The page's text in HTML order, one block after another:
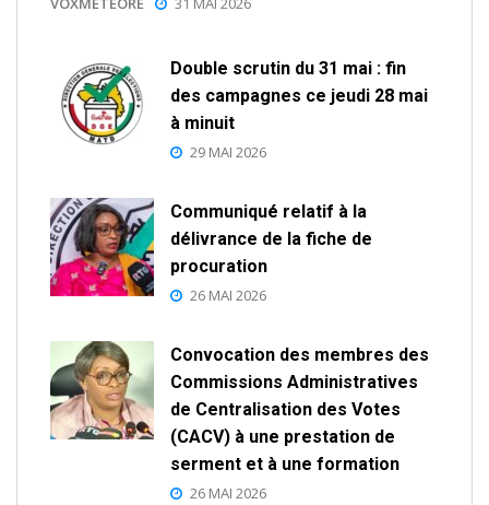
Double scrutin du 31 mai : fin
des campagnes ce jeudi 28 mai
à minuit
29 MAI 2026
Communiqué relatif à la
délivrance de la fiche de
procuration
26 MAI 2026
Convocation des membres des
Commissions Administratives
de Centralisation des Votes
(CACV) à une prestation de
serment et à une formation
26 MAI 2026